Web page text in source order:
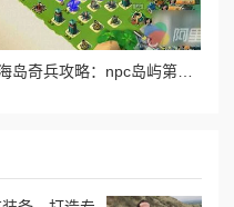
海岛奇兵攻略：npc岛屿第五大街通关技巧与打法详解指南